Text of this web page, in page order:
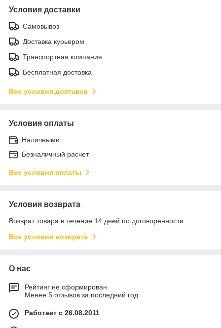
Условия доставки
Самовывоз
Доставка курьером
Транспортная компания
Бесплатная доставка
Все условия доставки
Условия оплаты
Наличными
Безналичный расчет
Все условия оплаты
Условия возврата
Возврат товара в течение 14 дней по договоренности
Все условия возврата
О нас
Рейтинг не сформирован
Менее 5 отзывов за последний год
Работает с 26.08.2011